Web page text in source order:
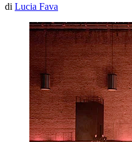
di Lucia Fava